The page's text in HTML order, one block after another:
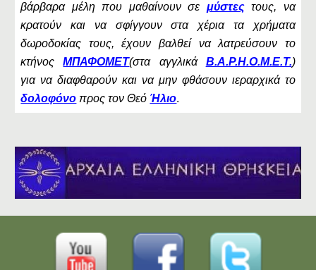
βάρβαρα μέλη που μαθαίνουν σε μύστεςτους, να
κρατούν και να σφίγγουν στα χέρια τα χρήματα
δωροδοκίας τους, έχουν βαλθεί να λατρεύσουν το
κτήνοςΜΠΑΦΟΜΕΤ(στα αγγλικά B.A.P.H.O.M.E.T.)
για να διαφθαρούν και να μην φθάσουν ιεραρχικά το
δολοφόνο προς τον Θεό Ήλιο.